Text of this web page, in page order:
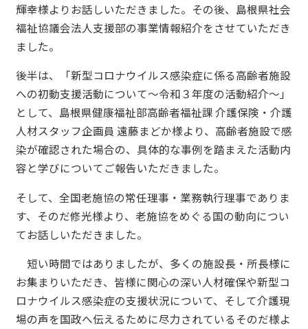
輝幸様よりお話しいただきました。その後、島根県社会
福祉協議会法人支援部の事業情報紹介をさせていただき
ました。
後半は、「新型コロナウイルス感染症に係る高齢者施設
への初動支援活動について～令和３年度の活動紹介～」
として、島根県健康福祉部高齢者福祉課 介護保険・介護
人材スタッフ企画員 遠藤まどか様より、高齢者施設で感
染が確認された場合の、具体的な事例を踏まえた活動内
容と学びについてご報告いただきました。
そして、全国老施協の常任理事・業務執行理事でありま
す、そのだ修光様より、老施協をめぐる国の動向につい
てお話しいただきました。
短い時間ではありましたが、多くの施設長・所長様に
お集まりいただき、皆様に関心の深い人材確保や新型コ
ロナウイルス感染症の支援状況について、そして介護現
場の声を国政へ伝えるために尽力されているそのだ様よ